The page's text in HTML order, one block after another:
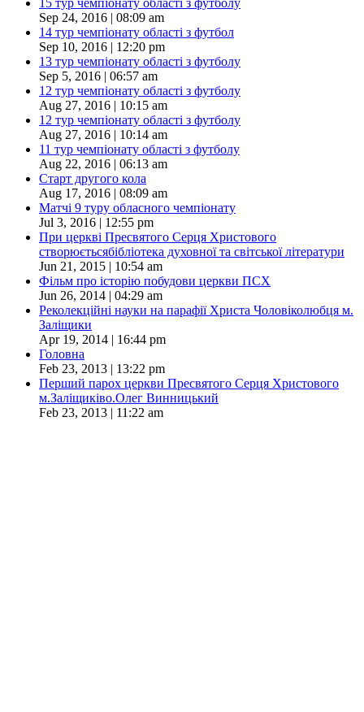
Sep 24, 2016 | 08:09 am
14 тур чемпіонату області з футбол
Sep 10, 2016 | 12:20 pm
13 тур чемпіонату області з футболу
Sep 5, 2016 | 06:57 am
12 тур чемпіонату області з футболу
Aug 27, 2016 | 10:15 am
12 тур чемпіонату області з футболу
Aug 27, 2016 | 10:14 am
11 тур чемпіонату області з футболу
Aug 22, 2016 | 06:13 am
Старт другого кола
Aug 17, 2016 | 08:09 am
Матчі 9 туру обласного чемпіонату
Jul 3, 2016 | 12:55 pm
При церкві Пресвятого Серця Христового
створюєтьсябібліотека духовної та світської літератури
Jun 21, 2015 | 10:54 am
Фільм про історію побудови церкви ПСХ
Jun 26, 2014 | 04:29 am
Реколекційні науки на парафії Христа Чоловіколюбця м.
Заліщики
Apr 19, 2014 | 16:44 pm
Головна
Feb 23, 2013 | 13:22 pm
Перший парох церкви Пресвятого Серця Христового
м.Заліщиківо.Олег Винницький
Feb 23, 2013 | 11:22 am